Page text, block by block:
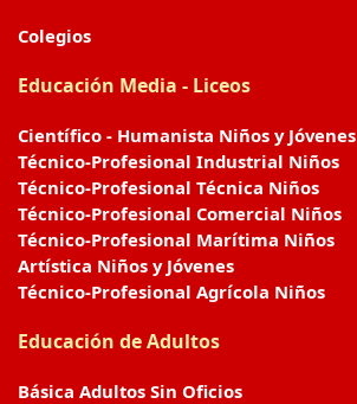
Colegios
Educación Media - Liceos
Científico - Humanista Niños y Jóvenes
Técnico-Profesional Industrial Niños
Técnico-Profesional Técnica Niños
Técnico-Profesional Comercial Niños
Técnico-Profesional Marítima Niños
Artística Niños y Jóvenes
Técnico-Profesional Agrícola Niños
Educación de Adultos
Básica Adultos Sin Oficios